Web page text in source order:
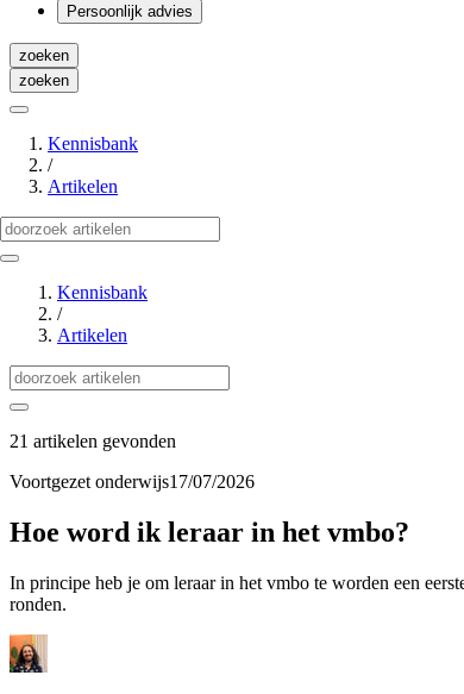
Persoonlijk advies
zoeken
zoeken
Kennisbank
/
Artikelen
Kennisbank
/
Artikelen
21 artikelen gevonden
Voortgezet onderwijs17/07/2026
Hoe word ik leraar in het vmbo?
In principe heb je om leraar in het vmbo te worden een
ronden.